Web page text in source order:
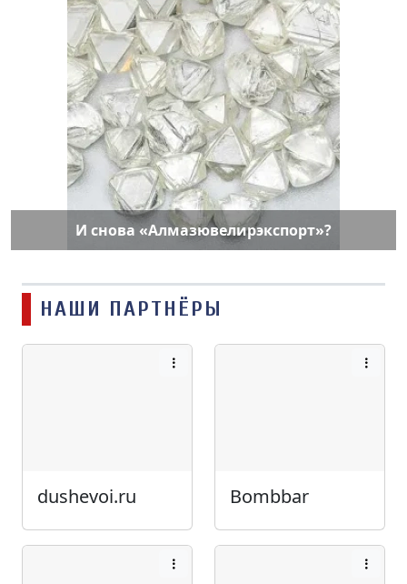
И снова «Алмазювелирэкспорт»?
НАШИ ПАРТНЁРЫ
dushevoi.ru Bombbar